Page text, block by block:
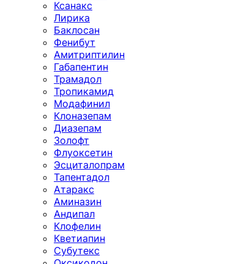
Ксанакс
Лирика
Баклосан
Фенибут
Амитриптилин
Габапентин
Трамадол
Тропикамид
Модафинил
Клоназепам
Диазепам
Золофт
Флуоксетин
Эсциталопрам
Тапентадол
Атаракс
Аминазин
Андипал
Клофелин
Кветиапин
Субутекс